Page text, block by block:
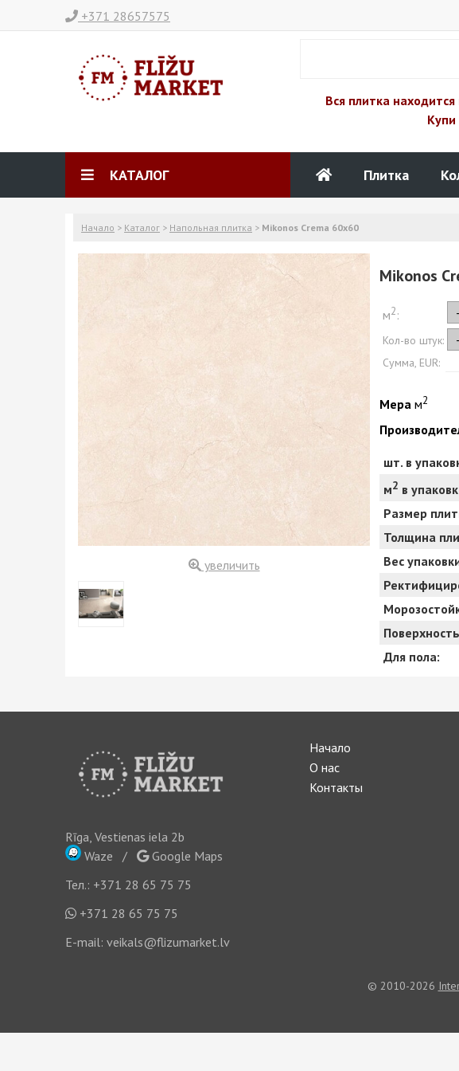
+371 28657575
Вся плитка
Купи
КАТАЛОГ Плитка
Начало > Каталог > Напольная плитка > Mikonos Crema 60x60
увеличить
Mikonos
м2: -
Кол-во штук: -
Сумма, EUR:
Мера м2
шт. в
м2 в
Размер
Толщина
Вес
Для пола:
Rīga, Vestienas iela 2b
Waze /
Google Maps
Тел.: +371 28 65 75 75
+371 28 65 75 75
E-mail: veikals@flizumarket.lv
Начало
О нас
Контакты
© 2010-2026